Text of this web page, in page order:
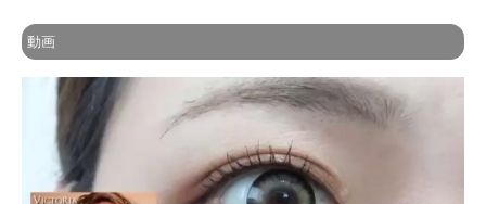
動画